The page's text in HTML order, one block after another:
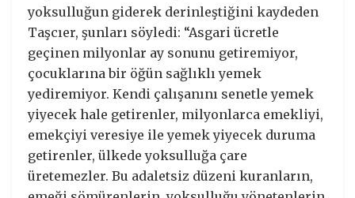
yoksulluğun giderek derinleştiğini kaydeden
Taşcıer, şunları söyledi: “Asgari ücretle
geçinen milyonlar ay sonunu getiremiyor,
çocuklarına bir öğün sağlıklı yemek
yediremiyor. Kendi çalışanını senetle yemek
yiyecek hale getirenler, milyonlarca emekliyi,
emekçiyi veresiye ile yemek yiyecek duruma
getirenler, ülkede yoksulluğa çare
üretemezler. Bu adaletsiz düzeni kuranların,